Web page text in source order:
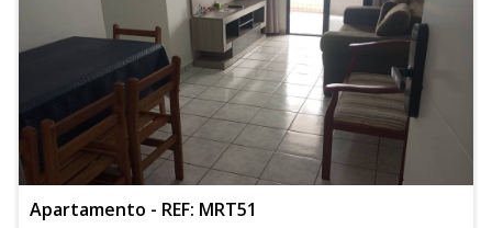
Apartamento - REF: MRT51